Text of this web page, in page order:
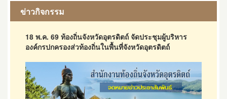
ข่าวกิจกรรม
18 พ.ค. 69 ท้องถิ่นจังหวัดอุตรดิตถ์ จัดประชุมผู้บริหาร
องค์กรปกครองส่วท้องถิ่นในพื้นที่จังหวัดอุตรดิตถ์